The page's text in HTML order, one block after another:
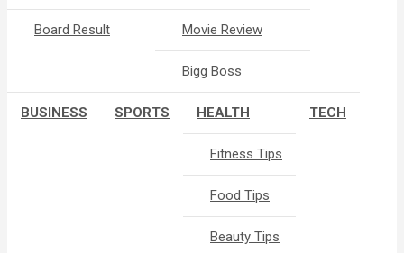
Board Result Movie Review
Bigg Boss
BUSINESS SPORTS HEALTH
Fitness Tips
Food Tips
Beauty Tips
TECH